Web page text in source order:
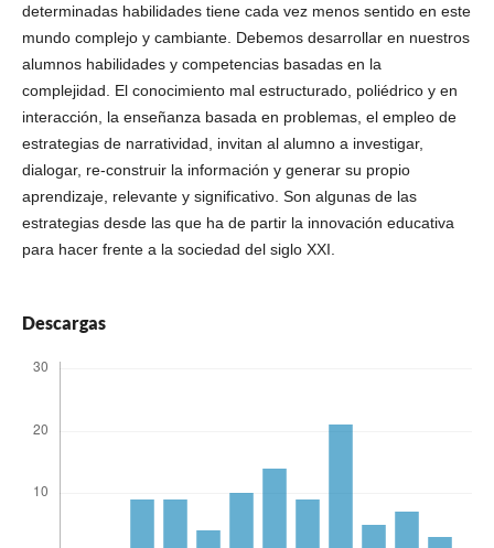
determinadas habilidades tiene cada vez menos sentido en este
mundo complejo y cambiante. Debemos desarrollar en nuestros
alumnos habilidades y competencias basadas en la
complejidad. El conocimiento mal estructurado, poliédrico y en
interacción, la enseñanza basada en problemas, el empleo de
estrategias de narratividad, invitan al alumno a investigar,
dialogar, re-construir la información y generar su propio
aprendizaje, relevante y significativo. Son algunas de las
estrategias desde las que ha de partir la innovación educativa
para hacer frente a la sociedad del siglo XXI.
Descargas